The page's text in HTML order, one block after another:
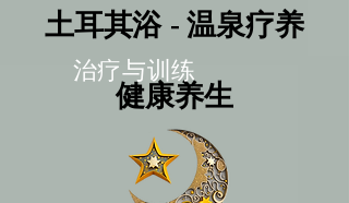
土耳其浴 - 温泉疗养
健康养生
土耳其浴 - 温泉疗养
健康养生
治疗与训练